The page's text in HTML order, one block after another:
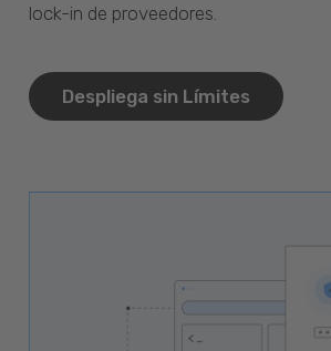
lock-in de proveedores.
Despliega sin Límites